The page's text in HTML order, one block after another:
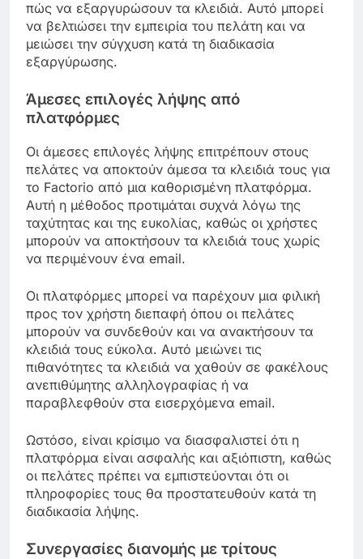
πώς να εξαργυρώσουν τα κλειδιά. Αυτό μπορεί
να βελτιώσει την εμπειρία του πελάτη και να
μειώσει την σύγχυση κατά τη διαδικασία
εξαργύρωσης.
Άμεσες επιλογές λήψης από
πλατφόρμες
Οι άμεσες επιλογές λήψης επιτρέπουν στους
πελάτες να αποκτούν άμεσα τα κλειδιά τους για
το Factorio από μια καθορισμένη πλατφόρμα.
Αυτή η μέθοδος προτιμάται συχνά λόγω της
ταχύτητας και της ευκολίας, καθώς οι χρήστες
μπορούν να αποκτήσουν τα κλειδιά τους χωρίς
να περιμένουν ένα email.
Οι πλατφόρμες μπορεί να παρέχουν μια φιλική
προς τον χρήστη διεπαφή όπου οι πελάτες
μπορούν να συνδεθούν και να ανακτήσουν τα
κλειδιά τους εύκολα. Αυτό μειώνει τις
πιθανότητες τα κλειδιά να χαθούν σε φακέλους
ανεπιθύμητης αλληλογραφίας ή να
παραβλεφθούν στα εισερχόμενα email.
Ωστόσο, είναι κρίσιμο να διασφαλιστεί ότι η
πλατφόρμα είναι ασφαλής και αξιόπιστη, καθώς
οι πελάτες πρέπει να εμπιστεύονται ότι οι
πληροφορίες τους θα προστατευθούν κατά τη
διαδικασία λήψης.
Συνεργασίες διανομής με τρίτους